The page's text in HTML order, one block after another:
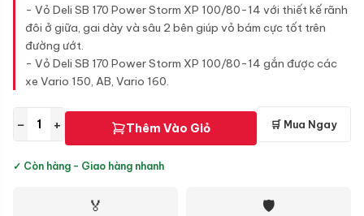
- Vỏ Deli SB 170 Power Storm XP 100/80-14 với thiết kế rãnh
đôi ở giữa, gai dày và sâu 2 bên giúp vỏ bám cực tốt trên
đường ướt.
- Vỏ Deli SB 170 Power Storm XP 100/80-14 gắn được các
xe Vario 150, AB, Vario 160.
− + Thêm Vào Giỏ 🛒 Mua Ngay
✓ Còn hàng - Giao hàng nhanh
🏅 🛡